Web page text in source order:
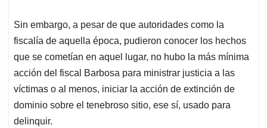
Sin embargo, a pesar de que autoridades como la
fiscalía de aquella época, pudieron conocer los hechos
que se cometían en aquel lugar, no hubo la más mínima
acción del fiscal Barbosa para ministrar justicia a las
víctimas o al menos, iniciar la acción de extinción de
dominio sobre el tenebroso sitio, ese sí, usado para
delinquir.